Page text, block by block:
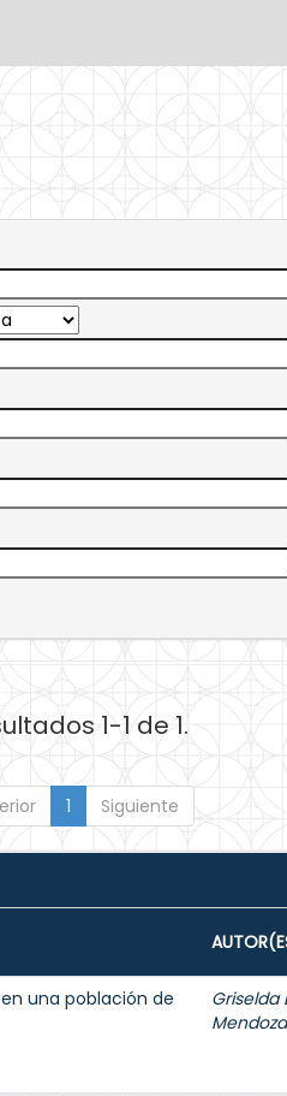
1-1 de 1.
1 Siguiente
una población de
Griselda